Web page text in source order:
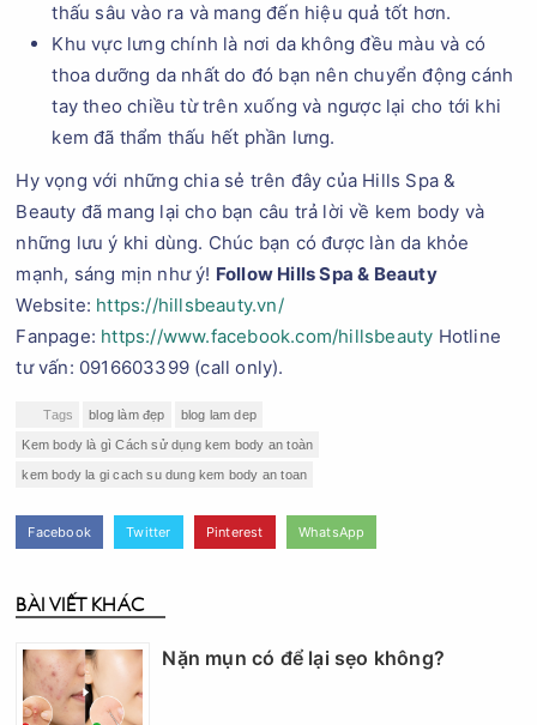
thấu sâu vào ra và mang đến hiệu quả tốt hơn.
Khu vực lưng chính là nơi da không đều màu và có
thoa dưỡng da nhất do đó bạn nên chuyển động cánh
tay theo chiều từ trên xuống và ngược lại cho tới khi
kem đã thẩm thấu hết phần lưng.
Hy vọng với những chia sẻ trên đây của Hills Spa &
Beauty đã mang lại cho bạn câu trả lời về kem body và
những lưu ý khi dùng. Chúc bạn có được làn da khỏe
mạnh, sáng mịn như ý! Follow Hills Spa & Beauty
Website: https://hillsbeauty.vn/
Fanpage: https://www.facebook.com/hillsbeauty Hotline
tư vấn: 0916603399 (call only).
Tags blog làm đẹp blog lam dep
Kem body là gì Cách sử dụng kem body an toàn
kem body la gi cach su dung kem body an toan
Facebook Twitter Pinterest WhatsApp
BÀI VIẾT KHÁC
Nặn mụn có để lại sẹo không?